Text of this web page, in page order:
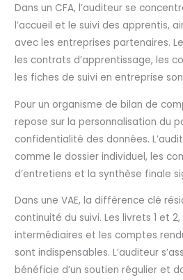
Dans un CFA, l’auditeur se
l’accueil et le suivi des apprentis,
avec les entreprises partenaires.
les contrats d’apprentissage, les
les fiches de suivi en entreprise
Pour un organisme de bilan de
repose sur la personnalisation du
confidentialité des données.
comme le dossier individuel, les
d’entretiens et la synthèse finale
Dans une VAE, la différence clé
continuité du suivi. Les livrets 1 et 2,
intermédiaires et les comptes
sont indispensables. L’auditeur
bénéficie d’un soutien régulier et